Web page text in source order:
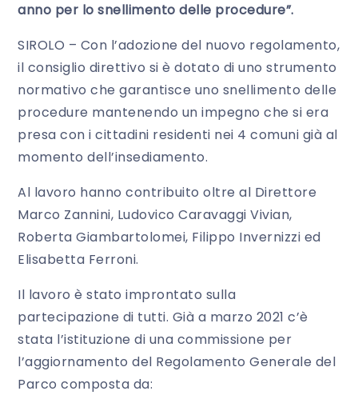
anno per lo snellimento delle procedure”.
SIROLO – Con l’adozione del nuovo regolamento,
il consiglio direttivo si è dotato di uno strumento
normativo che garantisce uno snellimento delle
procedure mantenendo un impegno che si era
presa con i cittadini residenti nei 4 comuni già al
momento dell’insediamento.
Al lavoro hanno contribuito oltre al Direttore
Marco Zannini, Ludovico Caravaggi Vivian,
Roberta Giambartolomei, Filippo Invernizzi ed
Elisabetta Ferroni.
Il lavoro è stato improntato sulla
partecipazione di tutti. Già a marzo 2021 c’è
stata l’istituzione di una commissione per
l’aggiornamento del Regolamento Generale del
Parco composta da: